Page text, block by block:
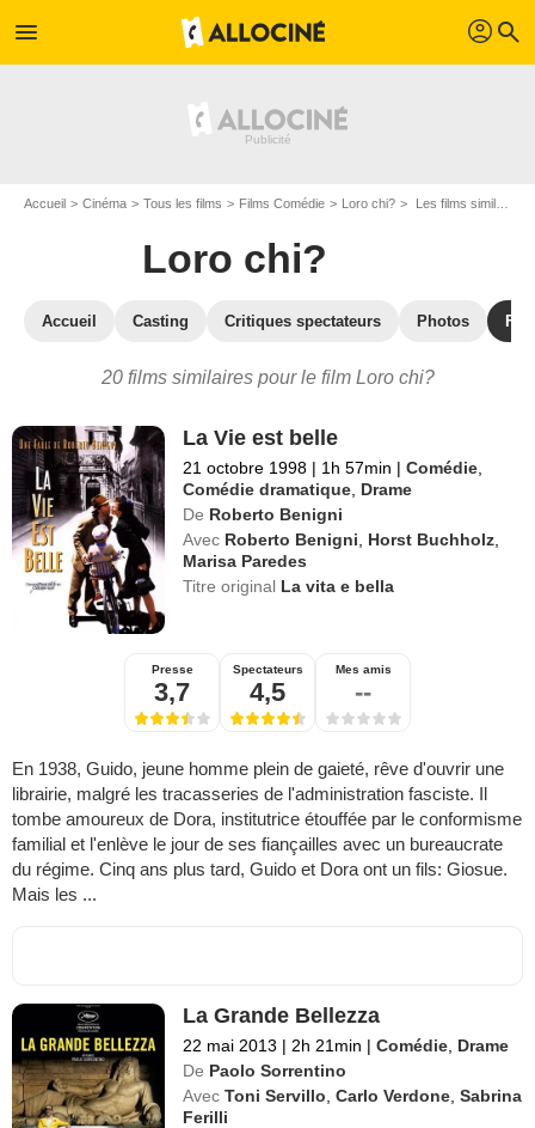
menu profil search
Accueil Cinéma Tous les films Films Comédie Loro chi? Les films similaires à "Loro chi?"
Loro chi?
Accueil Casting Critiques spectateurs Photos
20 films similaires pour le film Loro chi?
La Vie est belle
21 octobre 1998 | 1h 57min | Comédie
Comédie dramatique Drame
De Roberto Benigni
Avec Roberto Benigni Horst Buchholz
Marisa Paredes
Titre original La vita e bella
Presse
3,7
Spectateurs
4,5
Mes amis
--
En 1938, Guido, jeune homme plein de gaieté, rêve d'ouvrir une
librairie, malgré les tracasseries de l'administration fasciste. Il
tombe amoureux de Dora, institutrice étouffée par le conformisme
familial et l'enlève le jour de ses fiançailles avec un bureaucrate
du régime. Cinq ans plus tard, Guido et Dora ont un fils: Giosue.
Mais les ...
La Grande Bellezza
22 mai 2013 | 2h 21min | Comédie Drame
De Paolo Sorrentino
Avec Toni Servillo ,Carlo Verdone ,Sabrina
Ferilli